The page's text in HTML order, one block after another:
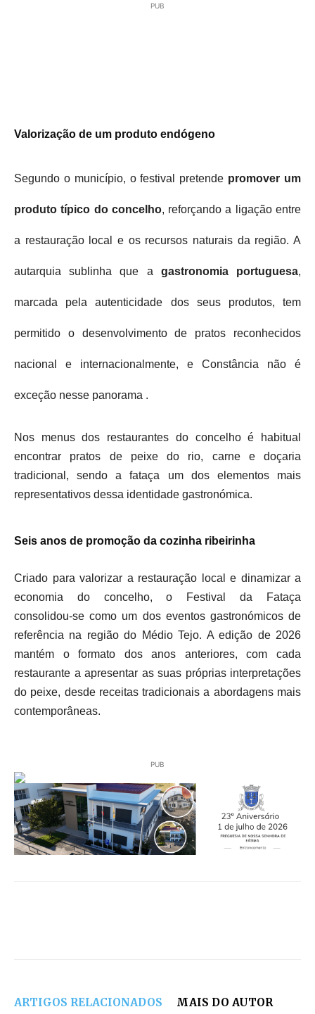
PUB
Valorização de um produto endógeno
Segundo o município, o festival pretende promover um
produto típico do concelho, reforçando a ligação entre
a restauração local e os recursos naturais da região. A
autarquia sublinha que a gastronomia portuguesa,
marcada pela autenticidade dos seus produtos, tem
permitido o desenvolvimento de pratos reconhecidos
nacional e internacionalmente, e Constância não é
exceção nesse panorama .
Nos menus dos restaurantes do concelho é habitual
encontrar pratos de peixe do rio, carne e doçaria
tradicional, sendo a fataça um dos elementos mais
representativos dessa identidade gastronómica.
Seis anos de promoção da cozinha ribeirinha
Criado para valorizar a restauração local e dinamizar a
economia do concelho, o Festival da Fataça
consolidou‑se como um dos eventos gastronómicos de
referência na região do Médio Tejo. A edição de 2026
mantém o formato dos anos anteriores, com cada
restaurante a apresentar as suas próprias interpretações
do peixe, desde receitas tradicionais a abordagens mais
contemporâneas.
PUB
ARTIGOS RELACIONADOS MAIS DO AUTOR